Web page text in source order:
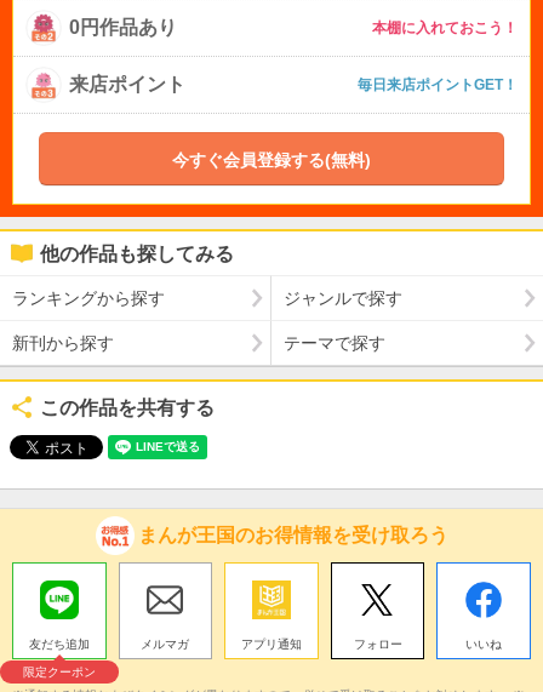
0円作品あり 本棚に入れておこう！
来店ポイント 毎日来店ポイントGET！
今すぐ会員登録する(無料)
他の作品も探してみる
ランキングから探す ジャンルで探す
新刊から探す テーマで探す
この作品を共有する
まんが王国のお得情報を受け取ろう
友だち追加
限定クーポン
メルマガ アプリ通知 フォロー いいね